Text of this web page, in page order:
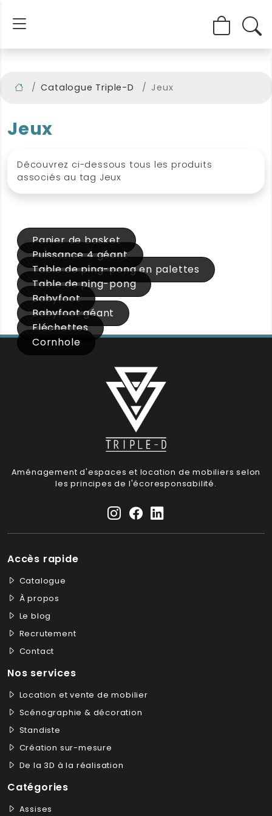
Catalogue Triple-D Jeux
Jeux
Découvrez ci-dessous tous les produits
associés au tag Jeux
Panier de basket
Puissance 4 géant
Table de ping-pong en palettes
Table de ping-pong
Babyfoot
Babyfoot géant
Fléchettes
Cornhole
Aménagement d'espaces et location de mobiliers selon
les principes de l'écoresponsabilité.
Accès rapide
Catalogue
À propos
Le blog
Recrutement
Contact
Nos services
Location et vente de mobilier
Scénographie & décoration
Standiste
Création sur-mesure
De la 3D à la réalisation
Catégories
Assises